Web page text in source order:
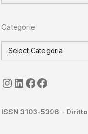
Categorie
seguici
LinkedIn
ISGI-CNRSapienza
ISSN 3103-5396 -